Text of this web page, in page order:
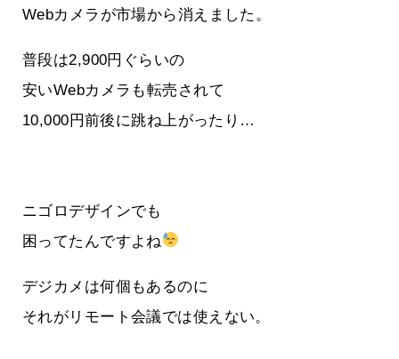
Webカメラが市場から消えました。
普段は2,900円ぐらいの
安いWebカメラも転売されて
10,000円前後に跳ね上がったり…
ニゴロデザインでも
困ってたんですよね
デジカメは何個もあるのに
それがリモート会議では使えない。